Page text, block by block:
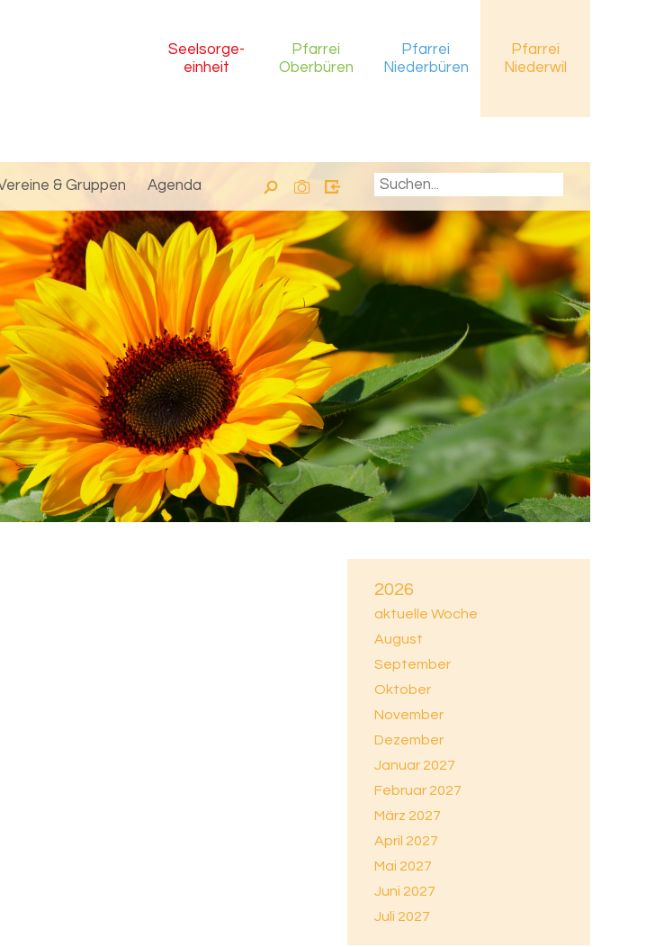
Seelsorge-
einheit
Pfarrei
Oberbüren
Pfarrei
Niederbüren
Pfarrei
Niederwil
& Gruppen Agenda
2026
aktuelle Woche
August
September
Oktober
November
Dezember
Januar 2027
Februar 2027
März 2027
April 2027
Mai 2027
Juni 2027
Juli 2027